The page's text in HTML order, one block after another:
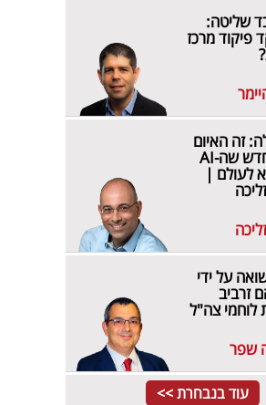
שליטה:
פיקוד מרכז
זה האיום
הכלכלי החדש שה-AI
לעולם |
על ידי
זרביב
צה"ל
שפר
עוד בנבחרת >>